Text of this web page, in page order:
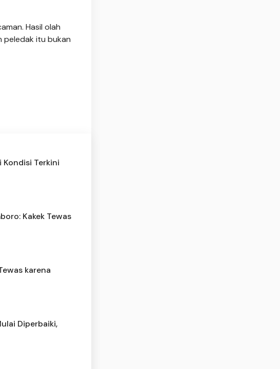
Hasil olah
peledak itu bukan
Kondisi Terkini
Kakek Tewas
karena
Diperbaiki,